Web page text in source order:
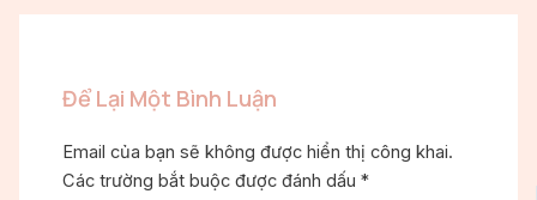
Để Lại Một Bình Luận
Email của bạn sẽ không được hiển thị công khai.
Các trường bắt buộc được đánh dấu*